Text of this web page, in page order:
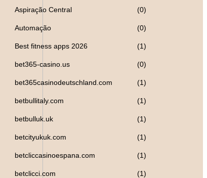
Aspiração Central (0)
Automação (0)
Best fitness apps 2026 (1)
bet365-casino.us (0)
bet365casinodeutschland.com (1)
betbullitaly.com (1)
betbulluk.uk (1)
betcityukuk.com (1)
betcliccasinoespana.com (1)
betclicci.com (1)